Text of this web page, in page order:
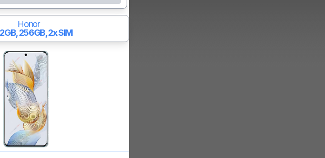
Honor
256GB, 2x SIM